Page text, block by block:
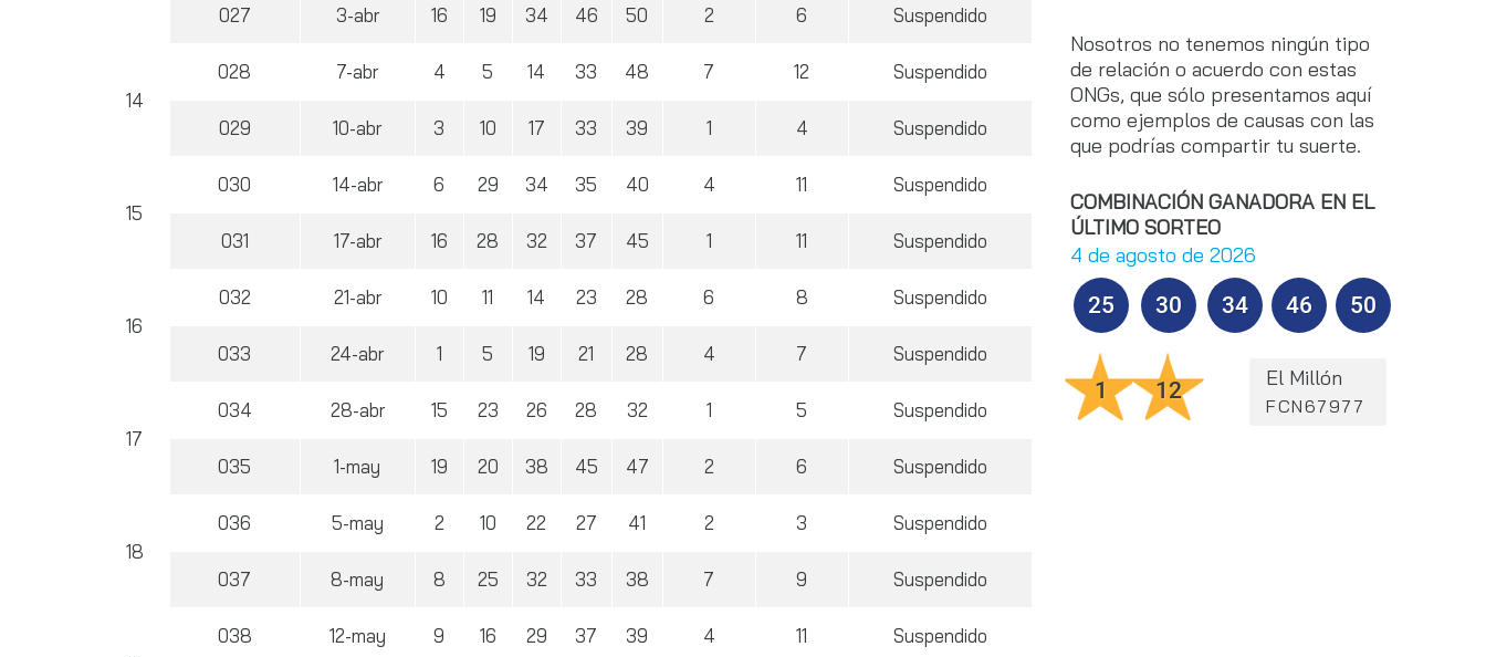
027 3-abr 16 19 34 46 50 2 6 Suspendido
14
028 7-abr 4 5 14 33 48 7 12 Suspendido
029 10-abr 3 10 17 33 39 1 4 Suspendido
15
030 14-abr 6 29 34 35 40 4 11 Suspendido
031 17-abr 16 28 32 37 45 1 11 Suspendido
16
032 21-abr 10 11 14 23 28 6 8 Suspendido
033 24-abr 1 5 19 21 28 4 7 Suspendido
17
034 28-abr 15 23 26 28 32 1 5 Suspendido
035 1-may 19 20 38 45 47 2 6 Suspendido
18
036 5-may 2 10 22 27 41 2 3 Suspendido
037 8-may 8 25 32 33 38 7 9 Suspendido
038 12-may 9 16 29 37 39 4 11 Suspendido
Nosotros no tenemos ningún tipo
de relación o acuerdo con estas
ONGs, que sólo presentamos aquí
como ejemplos de causas con las
que podrías compartir tu suerte.
COMBINACIÓN GANADORA EN EL
ÚLTIMO SORTEO
4 de agosto de 2026
25 30 34 46 50
1 12 El Millón
FCN67977